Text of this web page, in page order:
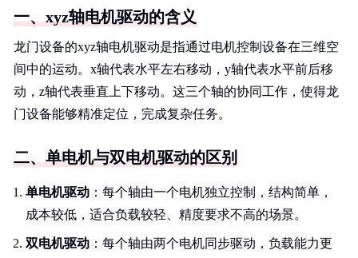
一、xyz轴电机驱动的含义
龙门设备的xyz轴电机驱动是指通过电机控制设备在三维空
间中的运动。x轴代表水平左右移动，y轴代表水平前后移
动，z轴代表垂直上下移动。这三个轴的协同工作，使得龙
门设备能够精准定位，完成复杂任务。
二、单电机与双电机驱动的区别
单电机驱动 ：每个轴由一个电机独立控制，结构简单，
成本较低，适合负载较轻、精度要求不高的场景。
双电机驱动 ：每个轴由两个电机同步驱动，负载能力更